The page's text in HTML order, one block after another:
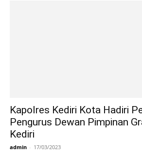
Kapolres Kediri Kota Hadiri
Pengurus Dewan Pimpinan
Kediri
admin - 17/03/2023